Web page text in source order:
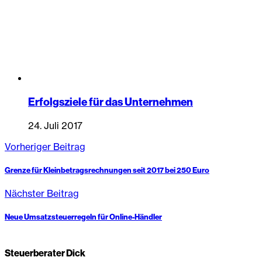
Erfolgsziele für das Unternehmen
24. Juli 2017
Vorheriger Beitrag
Grenze für Kleinbetragsrechnungen seit 2017 bei 250 Euro
Nächster Beitrag
Neue Umsatzsteuerregeln für Online-Händler
Steuerberater Dick